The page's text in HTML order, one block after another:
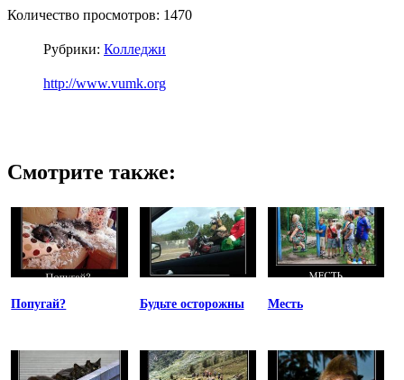
Количество просмотров: 1470
Рубрики: Колледжи
http://www.vumk.org
Смотрите также:
Попугай? Будьте осторожны Месть